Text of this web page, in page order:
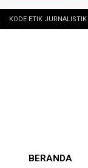
KODE ETIK JURNALISTIK
BERANDA